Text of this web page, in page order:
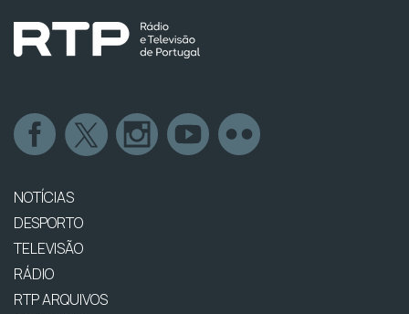
NOTÍCIAS
DESPORTO
TELEVISÃO
RÁDIO
RTP ARQUIVOS